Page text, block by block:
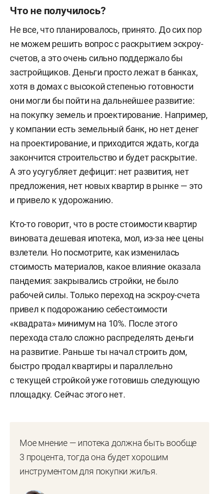
Что не получилось?
Не все, что планировалось, принято. До сих пор
не можем решить вопрос с раскрытием эскроу-
счетов, а это очень сильно поддержало бы
застройщиков. Деньги просто лежат в банках,
хотя в домах с высокой степенью готовности
они могли бы пойти на дальнейшее развитие:
на покупку земель и проектирование. Например,
у компании есть земельный банк, но нет денег
на проектирование, и приходится ждать, когда
закончится строительство и будет раскрытие.
А это усугубляет дефицит: нет развития, нет
предложения, нет новых квартир в рынке — это
и привело к удорожанию.
Кто-то говорит, что в росте стоимости квартир
виновата дешевая ипотека, мол, из-за нее цены
взлетели. Но посмотрите, как изменилась
стоимость материалов, какое влияние оказала
пандемия: закрывались стройки, не было
рабочей силы. Только переход на эскроу-счета
привел к подорожанию себестоимости
«квадрата» минимум на 10%. После этого
перехода стало сложно распределять деньги
на развитие. Раньше ты начал строить дом,
быстро продал квартиры и параллельно
с текущей стройкой уже готовишь следующую
площадку. Сейчас этого нет.
Мое мнение — ипотека должна быть вообще
3 процента, тогда она будет хорошим
инструментом для покупки жилья.